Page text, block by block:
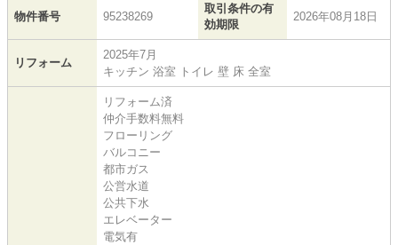
物件番号 95238269
取引条件の有
効期限
2026年08月18日
リフォーム
2025年7月
キッチン 浴室 トイレ 壁 床 全室
リフォーム済
仲介手数料無料
フローリング
バルコニー
都市ガス
公営水道
公共下水
エレベーター
電気有